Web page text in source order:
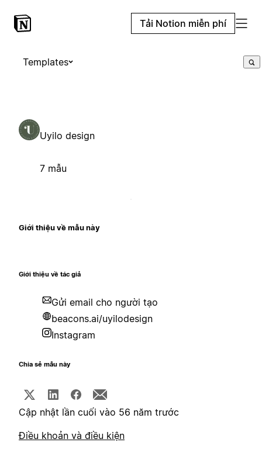
Tải Notion miễn phí
Templates
Uyilo design
7 mẫu
Giới thiệu về mẫu này
Giới thiệu về tác giả
Gửi email cho người tạo
beacons.ai/uyilodesign
Instagram
Chia sẻ mẫu này
Cập nhật lần cuối vào 56 năm trước
Điều khoản và điều kiện